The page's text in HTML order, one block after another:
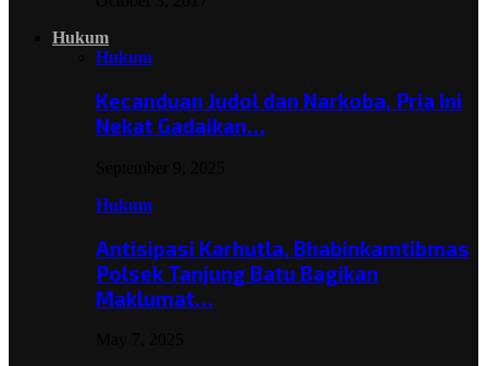
Hukum
Hukum
Kecanduan Judol dan Narkoba, Pria Ini
Nekat Gadaikan…
Hukum
Antisipasi Karhutla, Bhabinkamtibmas
Polsek Tanjung Batu Bagikan
Maklumat…